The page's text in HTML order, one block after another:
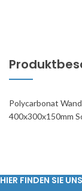
Polycarbonat
400x300x150mm
HIER FINDEN SIE UNS